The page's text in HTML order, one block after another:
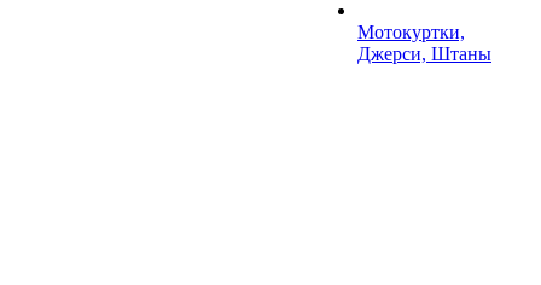
Мотокуртки,
Джерси, Штаны